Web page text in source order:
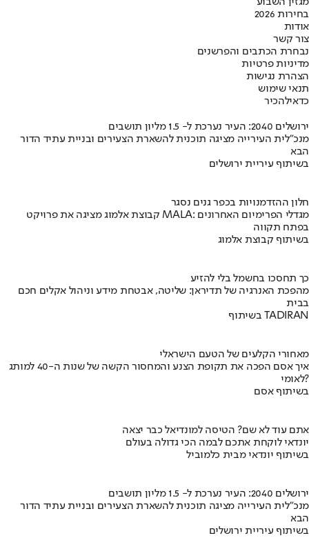
בחירות 2026
אודות
צור קשר
נבחרת הכתבים והפרשנים
מדיניות פרטיות
הצהרת נגישות
תנאי שימוש
כדאילהכיר
ירושלים 2040: העיר נערכת ל- 1.5 מליון תושבים
מנכ"לית העירייה מציגה תוכנית להשארת הצעירים ובניית עתיד הדור
הבא
בשיתוף עיריית ירושלים
חלון ההזדמנויות בכפר גנים נסגר
קבוצת אלמוג מציגה את פרויקט MALA: מגדלי הפרימיום האחרונים
בפתח תקווה
בשיתוף קבוצת אלמוג
כך תחסכו בחשמל בלי להזיע
מהפכת האנרגיה של תדיראן: שליטה, אבטחת מידע וניהול אקלים חכם
בבית
בשיתוף TADIRAN
מאחורי הקלעים של הטעם הישראלי
איך אסם הפכה את תקופת הצנע והמחסור הקשה של שנות ה-40 למותג
לאומי?
בשיתוף אסם
אתם עוד לא שם? הטיסה למונדיאל כבר יצאה
יונדאי לוקחת אתכם לבמה הכי גדולה בעולם
בשיתוף יונדאי מבית כלמוביל
ירושלים 2040: העיר נערכת ל- 1.5 מליון תושבים
מנכ"לית העירייה מציגה תוכנית להשארת הצעירים ובניית עתיד הדור
הבא
בשיתוף עיריית ירושלים